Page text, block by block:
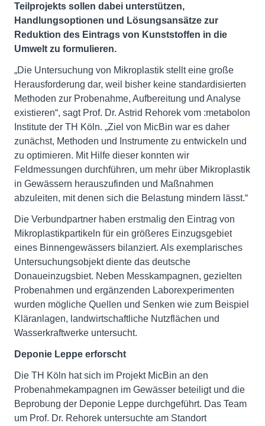
Teilprojekts sollen dabei unterstützen,
Handlungsoptionen und Lösungsansätze zur
Reduktion des Eintrags von Kunststoffen in die
Umwelt zu formulieren.
„Die Untersuchung von Mikroplastik stellt eine große
Herausforderung dar, weil bisher keine standardisierten
Methoden zur Probenahme, Aufbereitung und Analyse
existieren“, sagt Prof. Dr. Astrid Rehorek vom :metabolon
Institute der TH Köln. „Ziel von MicBin war es daher
zunächst, Methoden und Instrumente zu entwickeln und
zu optimieren. Mit Hilfe dieser konnten wir
Feldmessungen durchführen, um mehr über Mikroplastik
in Gewässern herauszufinden und Maßnahmen
abzuleiten, mit denen sich die Belastung mindern lässt.“
Die Verbundpartner haben erstmalig den Eintrag von
Mikroplastikpartikeln für ein größeres Einzugsgebiet
eines Binnengewässers bilanziert. Als exemplarisches
Untersuchungsobjekt diente das deutsche
Donaueinzugsbiet. Neben Messkampagnen, gezielten
Probenahmen und ergänzenden Laborexperimenten
wurden mögliche Quellen und Senken wie zum Beispiel
Kläranlagen, landwirtschaftliche Nutzflächen und
Wasserkraftwerke untersucht.
Deponie Leppe erforscht
Die TH Köln hat sich im Projekt MicBin an den
Probenahmekampagnen im Gewässer beteiligt und die
Beprobung der Deponie Leppe durchgeführt. Das Team
um Prof. Dr. Rehorek untersuchte am Standort